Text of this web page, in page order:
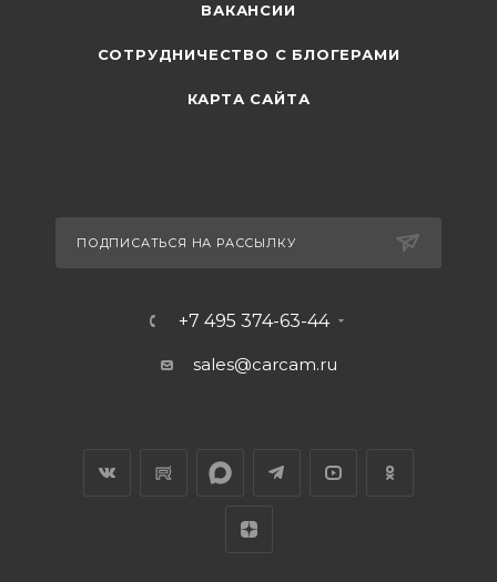
ВАКАНСИИ
СОТРУДНИЧЕСТВО С БЛОГЕРАМИ
КАРТА САЙТА
ПОДПИСАТЬСЯ НА РАССЫЛКУ
+7 495 374-63-44
sales@carcam.ru